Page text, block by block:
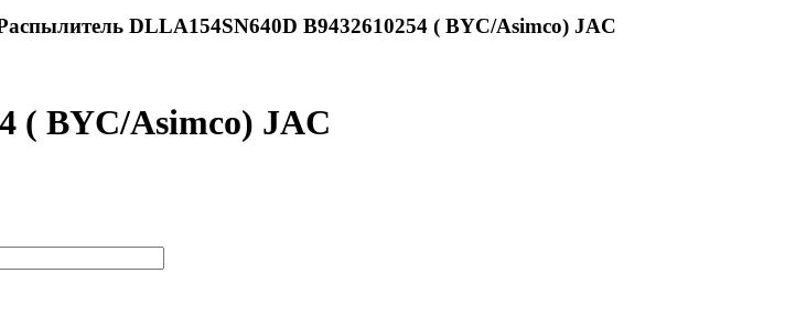
DLLA154SN640D B9432610254 ( BYC/Asimco) JAC
( BYC/Asimco) JAC